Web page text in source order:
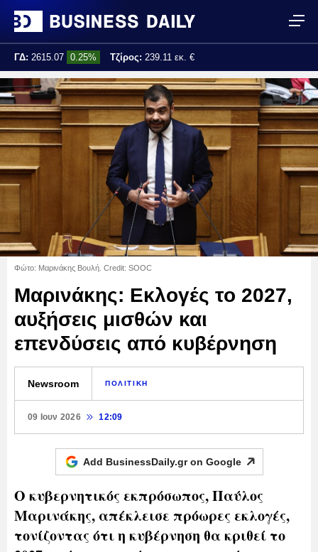
ΓΔ: 2615.07 0.25% Τζίρος: 239.11 εκ. €
Τελ. ενημέρωση: 17:25:01
Φώτο: Μαρινάκης Βουλή. Credit: SOOC
Μαρινάκης: Εκλογές το 2027,
αυξήσεις μισθών και
επενδύσεις από κυβέρνηση
Newsroom ΠΟΛΙΤΙΚΗ
09 Ιουν 2026 12:09
Add BusinessDaily.gr on Google
Ο κυβερνητικός εκπρόσωπος, Παύλος
Μαρινάκης, απέκλεισε πρόωρες εκλογές,
τονίζοντας ότι η κυβέρνηση θα κριθεί το